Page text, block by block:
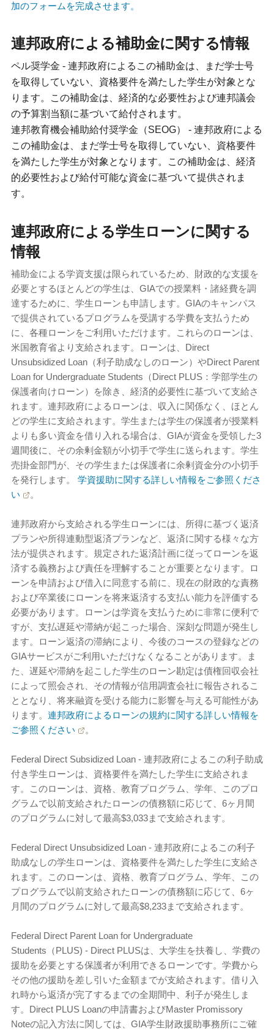
加のフォームを完成させます。
連邦政府による補助金に関する情報
ペル奨学金 - 連邦政府によるこの補助金は、まだ学士号
を取得していない、資格要件を満たした学生が対象とな
ります。この補助金は、経済的な必要性および連邦議会
の予算割当額に基づいて給付されます。
連邦教育機会補助給付奨学金（SEOG） - 連邦政府による
この補助金は、まだ学士号を取得していない、資格要件
を満たした学生が対象となります。この補助金は、経済
的必要性および給付可能な資金に基づいて提供されま
す。
連邦政府による学生ローンに関する
情報
補助金による学資支援は限られているため、財政的な支援を
必要とするほとんどの学生は、GIAでの授業料・諸経費を調
達するために、学生ローンも申請します。GIAのキャンパス
で提供されているプログラムを受講する学費を支払うため
に、各種ローンをご利用いただけます。これらのローンは、
米国教育省より支給されます。ローンは、Direct
Unsubsidized Loan（利子助成なしのローン）やDirect Parent
Loan for Undergraduate Students（Direct PLUS：学部学生の
保護者向けローン）を除き、経済的必要性に基づいて支給さ
れます。連邦政府によるローンは、収入に関係なく、ほとん
どの学生に支給されます。学生または学生の保護者が授業料
よりも多い資金を借り入れる場合は、GIAが資金を受領した3
週間後に、その余剰金額が小切手で学生に送られます。学生
売掛金部門が、その学生または保護者に余剰資金分の小切手
を発行します。 学資援助に関する詳しい情報をご参照くださ
い
。
連邦政府から支給される学生ローンには、所得に基づく返済
プランや所得連動型返済プランなど、返済に関する様々な方
法が提供されます。規定された返済計画に従ってローンを返
済する義務および責任を理解することが重要となります。ロ
ーンを申請および借入に同意する前に、現在の財政的な責務
および卒業後にローンを将来返済する支払い能力を評価する
必要があります。ローンは学資を支払うために非常に便利で
すが、支払遅延や滞納が起こった場合、深刻な問題が発生し
ます。ローン返済の滞納により、今後のコースの登録などの
GIAサービスがご利用いただけなくなることがあります。ま
た、遅延や滞納を起こした学生のローン勘定は債権回収会社
によって照会され、その情報が信用調査会社に報告されるこ
ととなり、将来融資を受ける能力に影響を与える可能性があ
ります。 連邦政府によるローンの規約に関する詳しい情報を
ご参照ください
。
Federal Direct Subsidized Loan - 連邦政府によるこの利子助成
付き学生ローンは、資格要件を満たした学生に支給されま
す。このローンは、資格、教育プログラム、学年、このプロ
グラムで以前支給されたローンの債務額に応じて、6ヶ月間
のプログラムに対して最高$3,033まで支給されます。
Federal Direct Unsubsidized Loan - 連邦政府によるこの利子
助成なしの学生ローンは、資格要件を満たした学生に支給さ
れます。このローンは、資格、教育プログラム、学年、この
プログラムで以前支給されたローンの債務額に応じて、6ヶ
月間のプログラムに対して最高$8,233まで支給されます。
Federal Direct Parent Loan for Undergraduate
Students（PLUS) - Direct PLUSは、大学生を扶養し、学費の
援助を必要とする保護者が利用できるローンです。学費から
その他の援助を差し引いた金額までが支給されます。借り入
れ時から返済が完了するまでの全期間中、利子が発生しま
す。Direct PLUS Loanの申請書およびMaster Promissory
Noteの記入方法に関しては、GIA学生財政援助事務所にご確